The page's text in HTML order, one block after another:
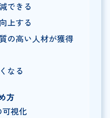
できる
上する
の高い人材が獲得
なる
方
視化